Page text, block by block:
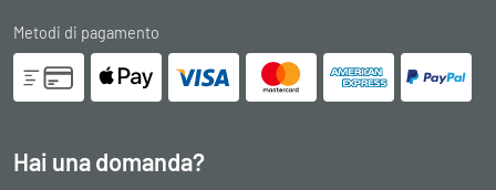
Metodi di pagamento
Hai una domanda?